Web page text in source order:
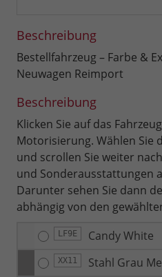
Beschreibung
Bestellfahrzeug – Farbe &
Neuwagen Reimport
Beschreibung
Klicken Sie auf das
Motorisierung. Wählen Sie
und scrollen Sie weiter
und Sonderausstattungen
Darunter sehen Sie dann
abhängig von den
LF9E Candy White
XX11 Stahl Grau